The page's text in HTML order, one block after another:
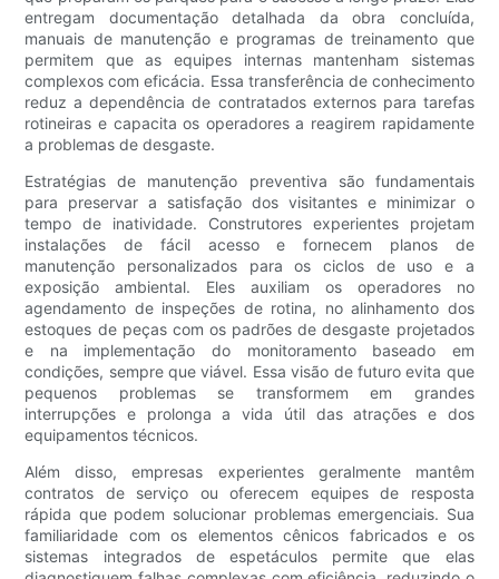
entregam documentação detalhada da obra concluída,
manuais de manutenção e programas de treinamento que
permitem que as equipes internas mantenham sistemas
complexos com eficácia. Essa transferência de conhecimento
reduz a dependência de contratados externos para tarefas
rotineiras e capacita os operadores a reagirem rapidamente
a problemas de desgaste.
Estratégias de manutenção preventiva são fundamentais
para preservar a satisfação dos visitantes e minimizar o
tempo de inatividade. Construtores experientes projetam
instalações de fácil acesso e fornecem planos de
manutenção personalizados para os ciclos de uso e a
exposição ambiental. Eles auxiliam os operadores no
agendamento de inspeções de rotina, no alinhamento dos
estoques de peças com os padrões de desgaste projetados
e na implementação do monitoramento baseado em
condições, sempre que viável. Essa visão de futuro evita que
pequenos problemas se transformem em grandes
interrupções e prolonga a vida útil das atrações e dos
equipamentos técnicos.
Além disso, empresas experientes geralmente mantêm
contratos de serviço ou oferecem equipes de resposta
rápida que podem solucionar problemas emergenciais. Sua
familiaridade com os elementos cênicos fabricados e os
sistemas integrados de espetáculos permite que elas